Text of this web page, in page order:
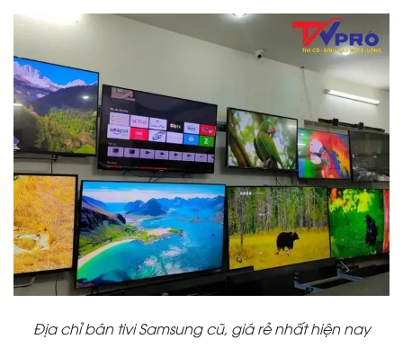
Địa chỉ bán tivi Samsung cũ, giá rẻ nhất hiện nay